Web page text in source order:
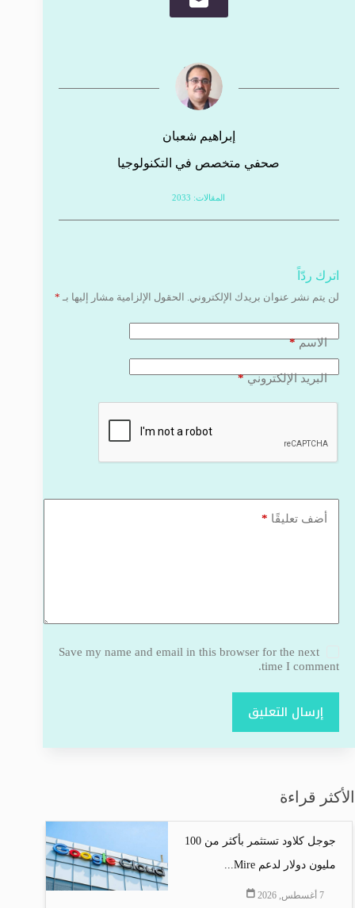
إبراهيم شعبان
صحفي متخصص في التكنولوجيا
المقالات: 2033
اترك ردّاً
لن يتم نشر عنوان بريدك الإلكتروني. الحقول الإلزامية مشار إليها بـ *
الاسم*
البريد الإلكتروني*
أضف تعليقًا *
Save my name and email in this browser for the next
time I comment.
إرسال التعليق
الأكثر قراءة
جوجل كلاود تستثمر بأكثر من 100
مليون دولار لدعم Mire...
7 أغسطس, 2026